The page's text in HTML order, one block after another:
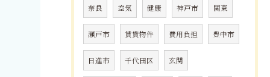
奈良 空気 健康 神戸市 関東
瀬戸市 賃貸物件 費用負担 豊中市
日進市 千代田区 玄関